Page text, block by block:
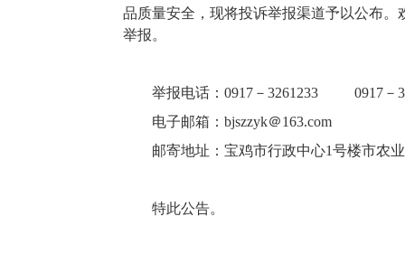
品质量安全，现将投诉举报渠道予以公布
举报。
举报电话：0917－3261233 0917 －
电子邮箱：bjszzyk＠163.com
邮寄地址：宝鸡市行政中心1号楼市农
特此公告。